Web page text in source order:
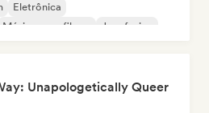
Eletrônica
Música para filmes
Jazz fusion
Unapologetically Queer